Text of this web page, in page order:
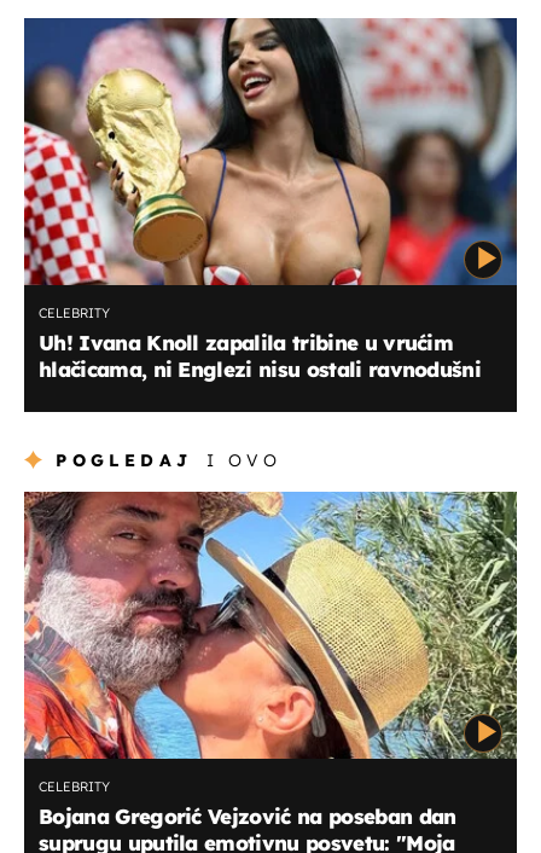
CELEBRITY
Uh! Ivana Knoll zapalila tribine u vrućim
hlačicama, ni Englezi nisu ostali ravnodušni
POGLEDAJ I OVO
CELEBRITY
Bojana Gregorić Vejzović na poseban dan
suprugu uputila emotivnu posvetu: "Moja